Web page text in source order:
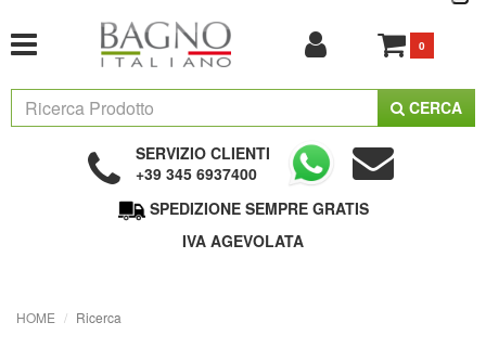
0
CERCA
SERVIZIO CLIENTI
+39 345 6937400
SPEDIZIONE SEMPRE GRATIS
IVA AGEVOLATA
HOME Ricerca